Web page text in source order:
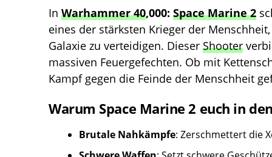
In Warhammer 40,000: Space Marine 2
eines der stärksten Krieger der
Galaxie zu verteidigen. Dieser Shooter
massiven Feuergefechten. Ob mit
Kampf gegen die Feinde der Menschheit
Warum Space Marine 2 euch in
Brutale Nahkämpfe: Zerschmettert die